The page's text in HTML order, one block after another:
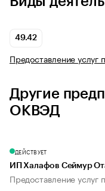
49.42
Предоставление услуг
Другие
ОКВЭД
ДЕЙСТВУЕТ
ИП Халафов Сеймур
Предоставление услуг